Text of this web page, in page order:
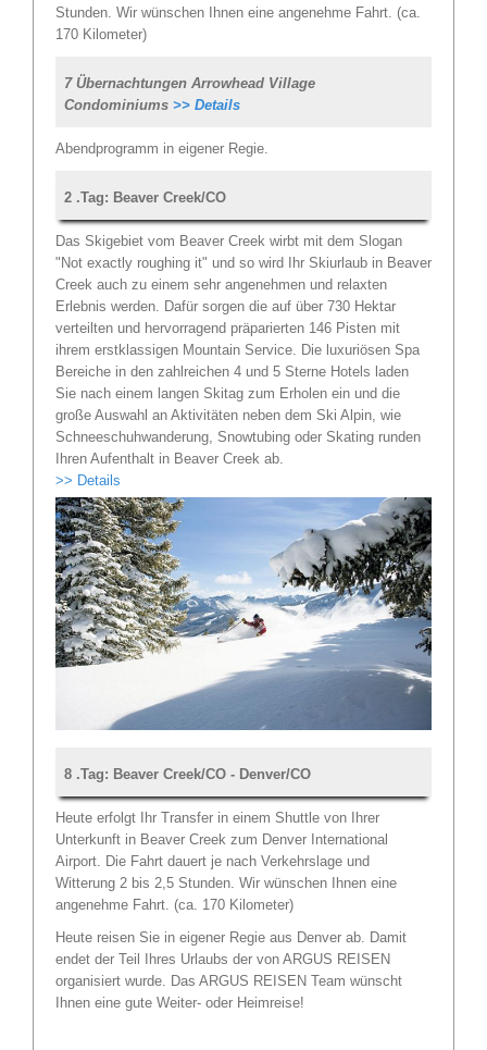
Stunden. Wir wünschen Ihnen eine angenehme Fahrt. (ca.
170 Kilometer)
7 Übernachtungen Arrowhead Village
Condominiums >> Details
Abendprogramm in eigener Regie.
2 .Tag: Beaver Creek/CO
Das Skigebiet vom Beaver Creek wirbt mit dem Slogan
"Not exactly roughing it" und so wird Ihr Skiurlaub in Beaver
Creek auch zu einem sehr angenehmen und relaxten
Erlebnis werden. Dafür sorgen die auf über 730 Hektar
verteilten und hervorragend präparierten 146 Pisten mit
ihrem erstklassigen Mountain Service. Die luxuriösen Spa
Bereiche in den zahlreichen 4 und 5 Sterne Hotels laden
Sie nach einem langen Skitag zum Erholen ein und die
große Auswahl an Aktivitäten neben dem Ski Alpin, wie
Schneeschuhwanderung, Snowtubing oder Skating runden
Ihren Aufenthalt in Beaver Creek ab.
>> Details
8 .Tag: Beaver Creek/CO - Denver/CO
Heute erfolgt Ihr Transfer in einem Shuttle von Ihrer
Unterkunft in Beaver Creek zum Denver International
Airport. Die Fahrt dauert je nach Verkehrslage und
Witterung 2 bis 2,5 Stunden. Wir wünschen Ihnen eine
angenehme Fahrt. (ca. 170 Kilometer)
Heute reisen Sie in eigener Regie aus Denver ab. Damit
endet der Teil Ihres Urlaubs der von ARGUS REISEN
organisiert wurde. Das ARGUS REISEN Team wünscht
Ihnen eine gute Weiter- oder Heimreise!